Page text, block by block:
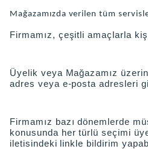
Mağazamızda verilen tüm
Firmamız, çeşitli amaçlarla
Üyelik veya Mağazamız
adres veya e-posta adresleri
Firmamız bazı dönemlerde
konusunda her türlü seçimi
iletisindeki linkle bildirim